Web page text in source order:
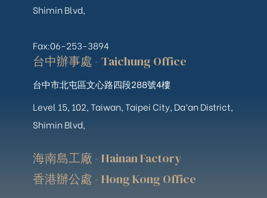
Shimin Blvd,
Fax:06-253-3894
台中辦事處 - Taichung Office
台中市北屯區文心路四段288號4樓
Level 15, 102, Taiwan, Taipei City, Da’an District,
Shimin Blvd,
海南島工廠 - Hainan Factory
香港辦公處 - Hong Kong Office